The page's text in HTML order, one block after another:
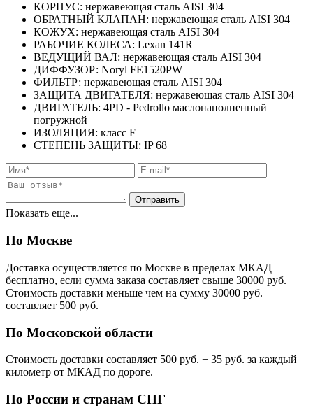
КОРПУС: нержавеющая сталь AISI 304
ОБРАТНЫЙ КЛАПАН: нержавеющая сталь AISI 304
КОЖУХ: нержавеющая сталь AISI 304
РАБОЧИЕ КОЛЕСА: Lexan 141R
ВЕДУЩИЙ ВАЛ: нержавеющая сталь AISI 304
ДИФФУЗОР: Noryl FE1520PW
ФИЛЬТР: нержавеющая сталь AISI 304
ЗАЩИТА ДВИГАТЕЛЯ: нержавеющая сталь AISI 304
ДВИГАТЕЛЬ: 4PD - Pedrollo маслонаполненный
погружной
ИЗОЛЯЦИЯ: класс F
СТЕПЕНЬ ЗАЩИТЫ: IP 68
Показать еще...
По Москве
Доставка осуществляется по Москве в пределах МКАД
бесплатно, если сумма заказа составляет свыше 30000 руб.
Стоимость доставки меньше чем на сумму 30000 руб.
cоставляет 500 руб.
По Московской области
Стоимость доставки cоставляет 500 руб. + 35 руб. за каждый
километр от МКАД по дороге.
По России и странам СНГ